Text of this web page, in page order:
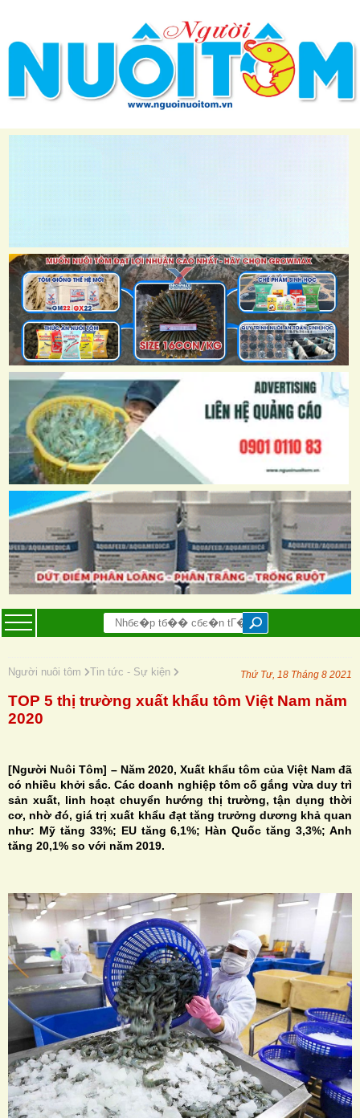
Người nuôi tôm Tin tức - Sự kiện Thứ Tư, 18 Tháng 8 2021
TOP 5 thị trường xuất khẩu tôm Việt Nam năm
2020
[Người Nuôi Tôm] – Năm 2020, Xuất khẩu tôm của Việt Nam đã
có nhiều khởi sắc. Các doanh nghiệp tôm cố gắng vừa duy trì
sản xuất, linh hoạt chuyển hướng thị trường, tận dụng thời
cơ, nhờ đó, giá trị xuất khẩu đạt tăng trưởng dương khả quan
như: Mỹ tăng 33%; EU tăng 6,1%; Hàn Quốc tăng 3,3%; Anh
tăng 20,1% so với năm 2019.